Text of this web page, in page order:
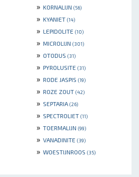
» KORNALIJN (56)
» KYANIET (14)
» LEPIDOLITE (10)
» MICROLIJN (301)
» OTODUS (31)
» PYROLUSITE (31)
» RODE JASPIS (19)
» ROZE ZOUT (42)
» SEPTARIA (26)
» SPECTROLIET (11)
» TOERMALIJN (99)
» VANADINITE (39)
» WOESTIJNROOS (35)